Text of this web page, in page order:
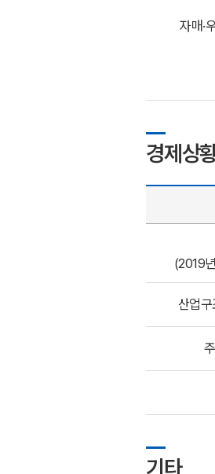
자매·
경제상
(2019
산업
기타